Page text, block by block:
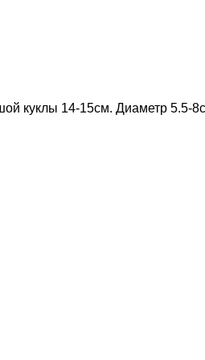
куклы 14-15см. Диаметр 5.5-